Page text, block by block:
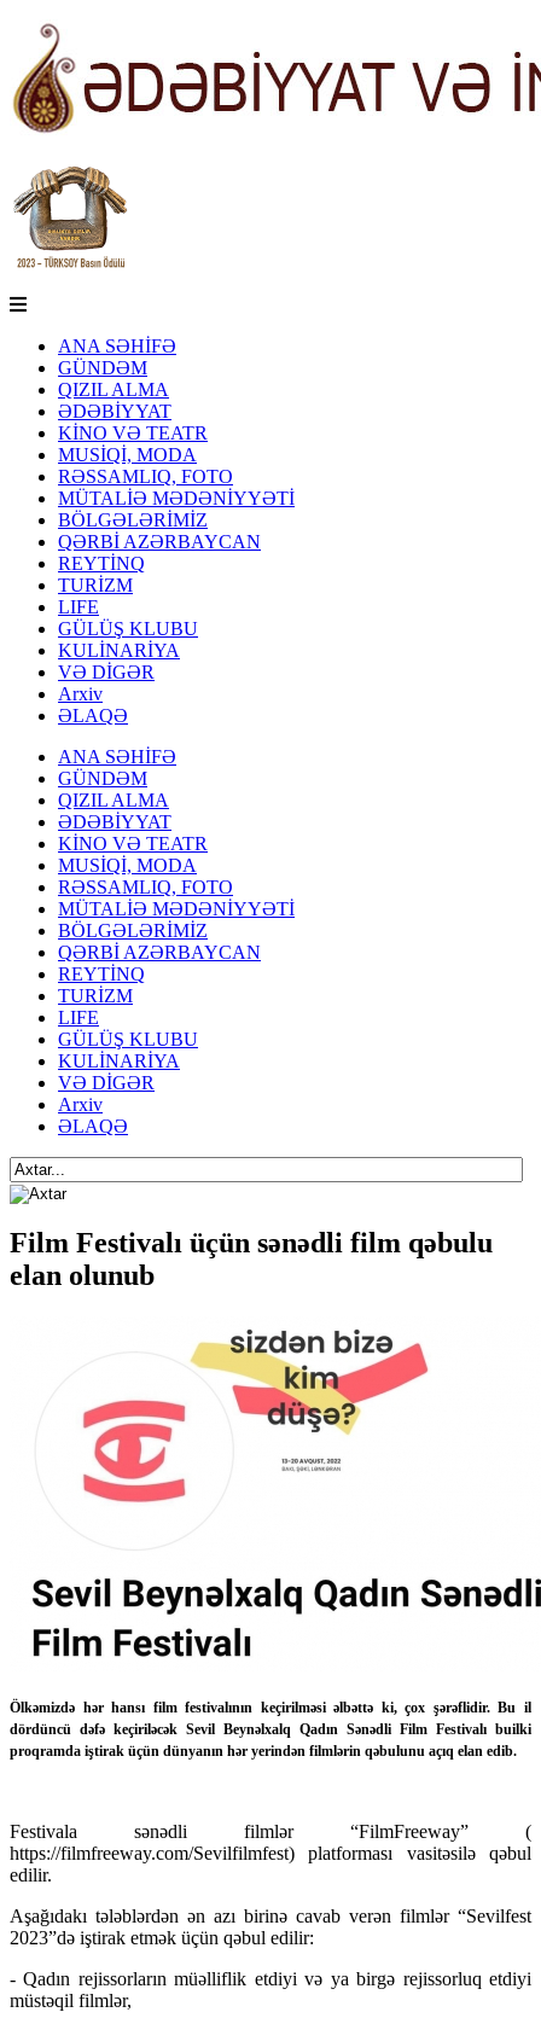
ANA SƏHİFƏ
GÜNDƏM
QIZIL ALMA
ƏDƏBİYYAT
KİNO VƏ TEATR
MUSİQİ, MODA
RƏSSAMLIQ, FOTO
MÜTALİƏ MƏDƏNİYYƏTİ
BÖLGƏLƏRİMİZ
QƏRBİ AZƏRBAYCAN
REYTİNQ
TURİZM
LIFE
GÜLÜŞ KLUBU
KULİNARİYA
VƏ DİGƏR
Arxiv
ƏLAQƏ
ANA SƏHİFƏ
GÜNDƏM
QIZIL ALMA
ƏDƏBİYYAT
KİNO VƏ TEATR
MUSİQİ, MODA
RƏSSAMLIQ, FOTO
MÜTALİƏ MƏDƏNİYYƏTİ
BÖLGƏLƏRİMİZ
QƏRBİ AZƏRBAYCAN
REYTİNQ
TURİZM
LIFE
GÜLÜŞ KLUBU
KULİNARİYA
VƏ DİGƏR
Arxiv
ƏLAQƏ
Film Festivalı üçün sənədli film qəbulu
elan olunub
Ölkəmizdə hər hansı film festivalının keçirilməsi əlbəttə ki, çox şərəflidir. Bu il
dördüncü dəfə keçiriləcək Sevil Beynəlxalq Qadın Sənədli Film Festivalı builki
proqramda iştirak üçün dünyanın hər yerindən filmlərin qəbulunu açıq elan edib.
Festivala sənədli filmlər “FilmFreeway” (
https://filmfreeway.com/Sevilfilmfest) platforması vasitəsilə qəbul
edilir.
Aşağıdakı tələblərdən ən azı birinə cavab verən filmlər “Sevilfest
2023”də iştirak etmək üçün qəbul edilir:
- Qadın rejissorların müəlliflik etdiyi və ya birgə rejissorluq etdiyi
müstəqil filmlər,